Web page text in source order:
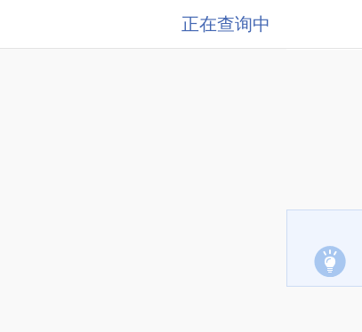
正在查询中